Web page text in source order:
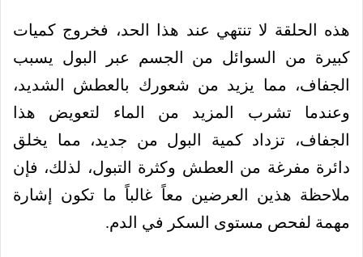
هذه الحلقة لا تنتهي عند هذا الحد، فخروج كميات
كبيرة من السوائل من الجسم عبر البول يسبب
الجفاف، مما يزيد من شعورك بالعطش الشديد،
وعندما تشرب المزيد من الماء لتعويض هذا
الجفاف، تزداد كمية البول من جديد، مما يخلق
دائرة مفرغة من العطش وكثرة التبول، لذلك، فإن
ملاحظة هذين العرضين معاً غالباً ما تكون إشارة
مهمة لفحص مستوى السكر في الدم.